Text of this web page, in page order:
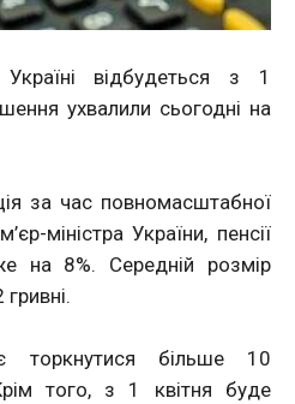
відбудеться з 1
ухвалили сьогодні на
за час повномасштабної
міністра України, пенсії
на 8%. Середній розмір
торкнутися більше 10
того, з 1 квітня буде